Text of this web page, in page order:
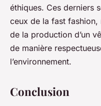
éthiques. Ces derniers
ceux de la fast
de la production d’un
de manière
l’environnement.
Conclusion